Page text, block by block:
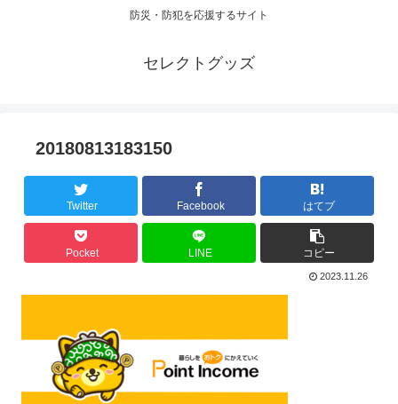
防災・防犯を応援するサイト
セレクトグッズ
20180813183150
Twitter Facebook はてブ
Pocket LINE コピー
2023.11.26